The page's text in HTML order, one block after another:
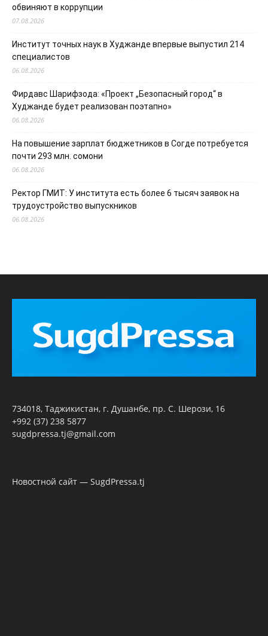
обвиняют в коррупции
07.08.2026
Институт точных наук в Худжанде впервые выпустил 214
специалистов
06.08.2026
Фирдавс Шарифзода: «Проект „Безопасный город“ в
Худжанде будет реализован поэтапно»
06.08.2026
На повышение зарплат бюджетников в Согде потребуется
почти 293 млн. сомони
06.08.2026
Ректор ГМИТ: У института есть более 6 тысяч заявок на
трудоустройство выпускников
06.08.2026
734018, Таджикистан, г. Душанбе, пр. С. Шерози, 16
+992 (37) 238 5877
sugdpressa.tj@gmail.com
Новостной сайт — SugdPressa.tj